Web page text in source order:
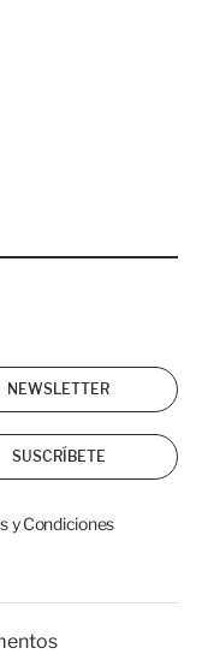
NEWSLETTER
SUSCRÍBETE
y Condiciones